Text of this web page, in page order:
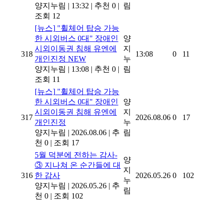
양지누림 | 13:32 | 추천 0 |
조회 12
림
318
[뉴스] "휠체어 탑승 가능
한 시외버스 0대" 장애인
시외이동권 침해 유엔에
개인진정 NEW
양지누림 | 13:08 | 추천 0 |
조회 11
양
지
누
림
13:08 0 11
317
[뉴스] "휠체어 탑승 가능
한 시외버스 0대" 장애인
시외이동권 침해 유엔에
개인진정
양지누림 | 2026.08.06 | 추
천 0 | 조회 17
양
지
누
림
2026.08.06 0 17
316
5월 덕분에 전하는 감사-
③ 지나쳐 온 순간들에 대
한 감사
양지누림 | 2026.05.26 | 추
천 0 | 조회 102
양
지
누
림
2026.05.26 0 102